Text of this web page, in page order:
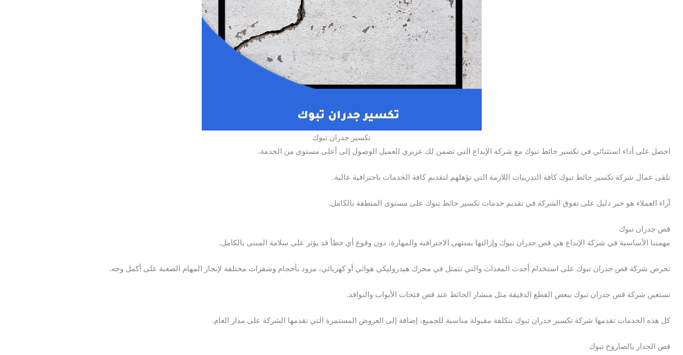
تكسير جدران تبوك
احصل على أداء استثنائي في تكسير حائط تبوك مع شركة الإبداع التي تضمن لك عزيزي العميل الوصول إلى أعلى مستوى من الخدمة.
تلقى عمال شركة تكسير حائط تبوك كافة التدريبات اللازمة التي تؤهلهم لتقديم كافة الخدمات باحترافية عالية.
آراء العملاء هو خير دليل على تفوق الشركة في تقديم خدمات تكسير حائط تبوك على مستوى المنطقة بالكامل.
قص جدران تبوك
مهمتنا الأساسية في شركة الإبداع هي قص جدران تبوك وإزالتها بمنتهى الاحترافية والمهارة، دون وقوع أي خطأ قد يؤثر على سلامة المبنى بالكامل.
تحرص شركة قص جدران تبوك على استخدام أحدث المعدات والتي تتمثل في محرك هيدروليكي هوائي أو كهربائي، مزود بأحجام وشفرات مختلفة لإنجاز المهام الصعبة على أكمل وجه.
تستعين شركة قص جدران تبوك ببعض القطع الدقيقة مثل منشار الحائط عند قص فتحات الأبواب والنوافذ.
كل هذه الخدمات تقدمها شركة تكسير جدران تبوك بتكلفة مقبولة مناسبة للجميع، إضافة إلى العروض المستمرة التي تقدمها الشركة على مدار العام.
قص الجدار بالصاروخ تبوك